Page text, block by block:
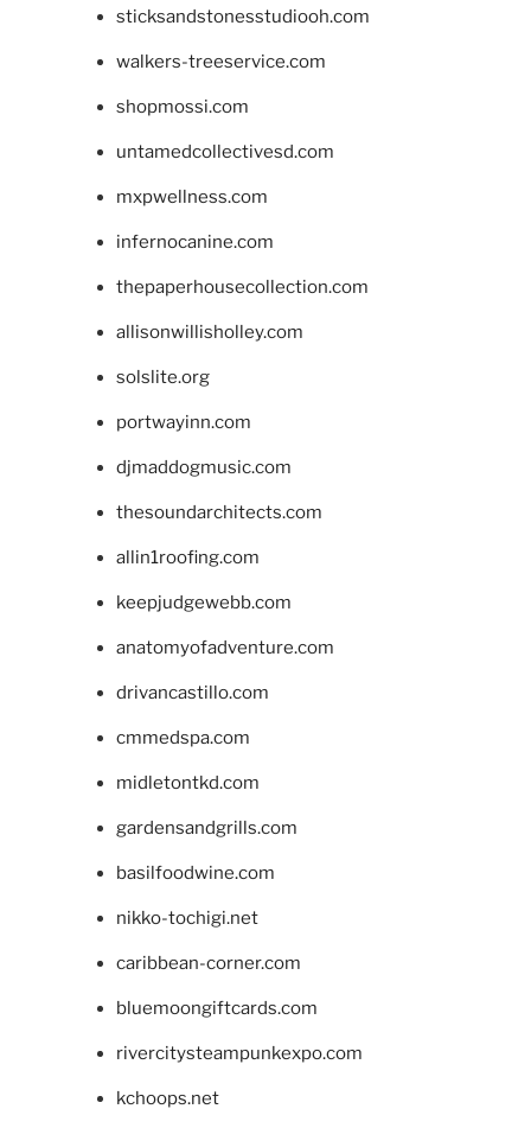
sticksandstonesstudiooh.com
walkers-treeservice.com
shopmossi.com
untamedcollectivesd.com
mxpwellness.com
infernocanine.com
thepaperhousecollection.com
allisonwillisholley.com
solslite.org
portwayinn.com
djmaddogmusic.com
thesoundarchitects.com
allin1roofing.com
keepjudgewebb.com
anatomyofadventure.com
drivancastillo.com
cmmedspa.com
midletontkd.com
gardensandgrills.com
basilfoodwine.com
nikko-tochigi.net
caribbean-corner.com
bluemoongiftcards.com
rivercitysteampunkexpo.com
kchoops.net